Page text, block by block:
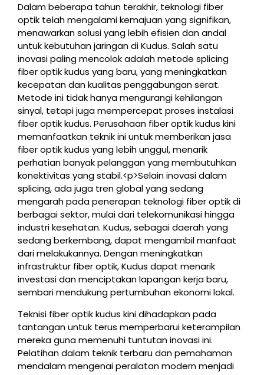
Dalam beberapa tahun terakhir, teknologi fiber
optik telah mengalami kemajuan yang signifikan,
menawarkan solusi yang lebih efisien dan andal
untuk kebutuhan jaringan di Kudus. Salah satu
inovasi paling mencolok adalah metode splicing
fiber optik kudus yang baru, yang meningkatkan
kecepatan dan kualitas penggabungan serat.
Metode ini tidak hanya mengurangi kehilangan
sinyal, tetapi juga mempercepat proses instalasi
fiber optik kudus. Perusahaan fiber optik kudus kini
memanfaatkan teknik ini untuk memberikan jasa
fiber optik kudus yang lebih unggul, menarik
perhatian banyak pelanggan yang membutuhkan
konektivitas yang stabil.<p>Selain inovasi dalam
splicing, ada juga tren global yang sedang
mengarah pada penerapan teknologi fiber optik di
berbagai sektor, mulai dari telekomunikasi hingga
industri kesehatan. Kudus, sebagai daerah yang
sedang berkembang, dapat mengambil manfaat
dari melakukannya. Dengan meningkatkan
infrastruktur fiber optik, Kudus dapat menarik
investasi dan menciptakan lapangan kerja baru,
sembari mendukung pertumbuhan ekonomi lokal.
Teknisi fiber optik kudus kini dihadapkan pada
tantangan untuk terus memperbarui keterampilan
mereka guna memenuhi tuntutan inovasi ini.
Pelatihan dalam teknik terbaru dan pemahaman
mendalam mengenai peralatan modern menjadi